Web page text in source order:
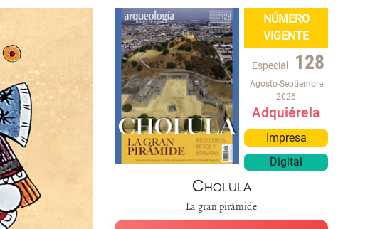
NÚMERO
VIGENTE
Especial 128
Agosto-Septiembre
2026
Adquiérela
Impresa
Digital
Cholula
La gran pirámide